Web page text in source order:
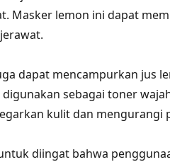
Masker lemon ini dapat
dapat mencampurkan jus
sebagai toner
kulit dan mengurangi
diingat bahwa